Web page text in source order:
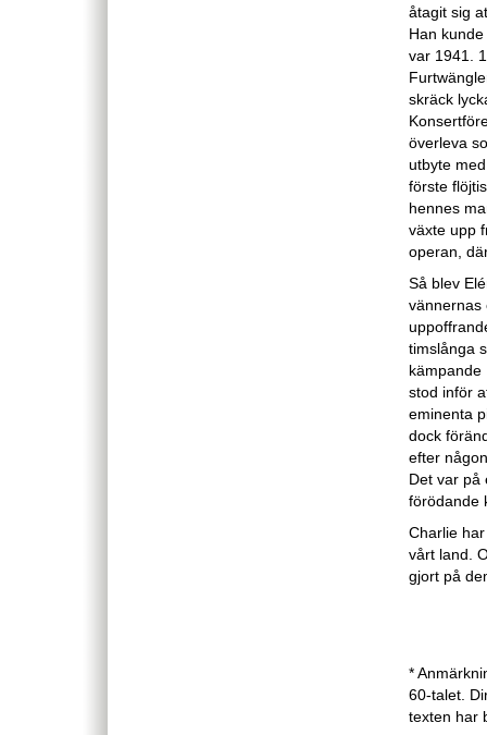
åtagit sig
Han
var 1941.
skräck
överleva
utbyte
förste
hennes
växte upp
operan,
Så blev
vännernas
timslånga
kämpande
stod inför
eminenta
dock
efter
Det var på
förödande
Charlie
vårt land.
gjort på
*
60-talet.
texten har